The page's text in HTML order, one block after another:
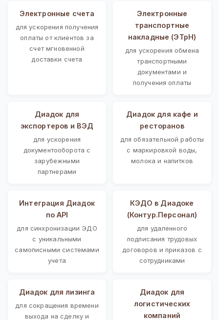
Электронные счета
для ускорения получения
оплаты от клиентов за
счет мгновенной
доставки счета
Электронные
транспортные
накладные (ЭТрН)
для ускорения обмена
транспортными
документами и
получения оплаты
Диадок для
экспортеров и ВЭД
для ускорения
документооборота с
зарубежными
партнерами
Диадок для кафе и
ресторанов
для обязательной работы
с маркировкой воды,
молока и напитков
Интеграция Диадок
по API
для синхронизации ЭДО
с уникальными
самописными системами
учета
КЭДО в Диадоке
(Контур.Персонал)
для удаленного
подписания трудовых
договоров и приказов с
сотрудниками
Диадок для лизинга
для сокращения времени
выхода на сделку и
Диадок для
логистических
компаний